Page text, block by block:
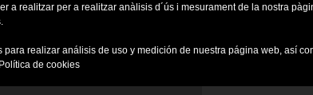
a realitzar per a realitzar anàlisis d´ús i mesurament de la nostra
realizar análisis de uso y medición de nuestra página web, así
Política de cookies